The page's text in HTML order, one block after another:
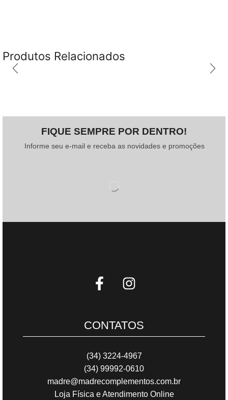
Produtos Relacionados
FIQUE SEMPRE POR DENTRO!
Informe seu e-mail e receba as novidades e promoções
CONTATOS
(34) 3224-4967
(34) 99992-0610
madre@madrecomplementos.com.br
Loja Física e Atendimento Online